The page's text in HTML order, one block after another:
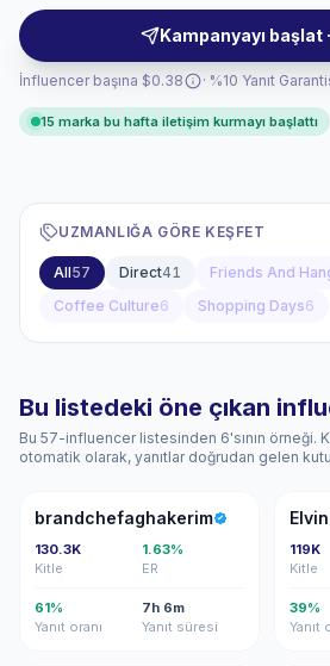
campaign-ready.Kampanyayı başlat
İnfluencer başına $0.38 · %10 Yanıt
15 marka bu hafta iletişim kurmayı başlattı
UZMANLIĞA GÖRE KEŞFET
All57 Direct41 Friends And
Coffee Culture6 Shopping Days6
Bu listedeki öne çıkan
Bu 57-influencer listesinden 6'sının örneği.
otomatik olarak, yanıtlar doğrudan gelen
B
brandchefaghakerim
130.3K
Kitle
1.63%
ER
61%
Yanıt oranı
7h 6m
Yanıt süresi
EI
119K
Kitle
39%
Yanıt